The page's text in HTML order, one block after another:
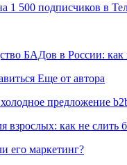
1 500 подписчиков в
БАДов в России: как
Еще от автора
предложение
взрослых: как не слить
его маркетинг?